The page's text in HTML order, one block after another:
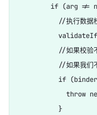
if (arg !=
//执行数据校
//如果校验不通过
//如果我们不自己
if
throw new
}